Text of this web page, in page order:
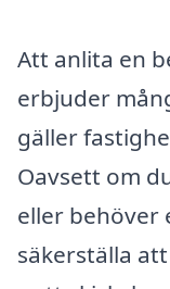
Att anlita en
erbjuder
gäller
Oavsett om
eller behöver
säkerställa